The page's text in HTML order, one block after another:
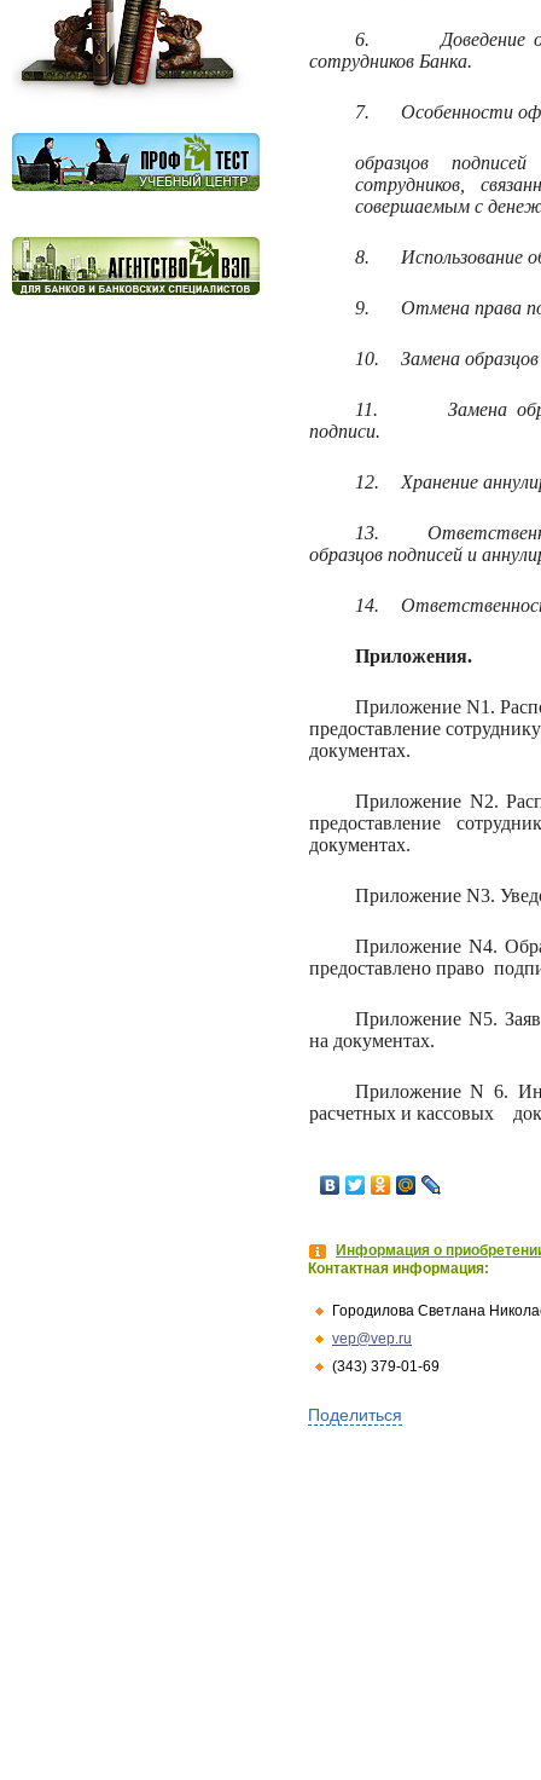
6.
Доведение
сотрудников Банка.
7. Особенности
образцов
сотрудников,
совершаемым с
8. Использование
9. Отмена права
10. Замена
11.
Замена
подписи.
12. Хранение
13.
образцов подписей и
14.
Приложения.
Приложение N1.
предоставление
документах.
Приложение N2.
предоставление
документах.
Приложение N3.
Приложение N4.
предоставлено право
Приложение N5.
на документах.
Приложение N 6.
расчетных и кассовых
Информация о
Контактная информация:
Городилова Светлана
vep@vep.ru
(343) 379-01-69
Поделиться